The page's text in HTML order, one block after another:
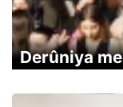
Derûniya me